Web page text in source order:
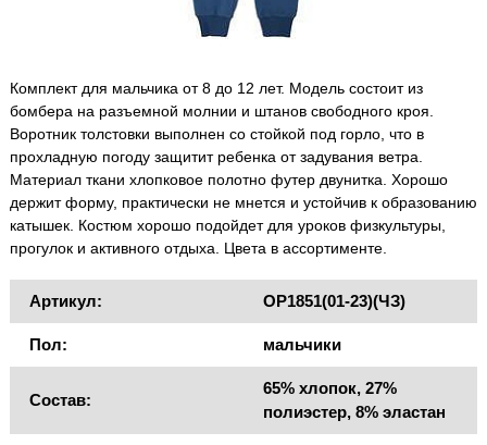
Комплект для мальчика от 8 до 12 лет. Модель состоит из
бомбера на разъемной молнии и штанов свободного кроя.
Воротник толстовки выполнен со стойкой под горло, что в
прохладную погоду защитит ребенка от задувания ветра.
Материал ткани хлопковое полотно футер двунитка. Хорошо
держит форму, практически не мнется и устойчив к образованию
катышек. Костюм хорошо подойдет для уроков физкультуры,
прогулок и активного отдыха. Цвета в ассортименте.
Артикул: OP1851(01-23)(ЧЗ)
Пол: мальчики
Состав:
65% хлопок, 27%
полиэстер, 8% эластан